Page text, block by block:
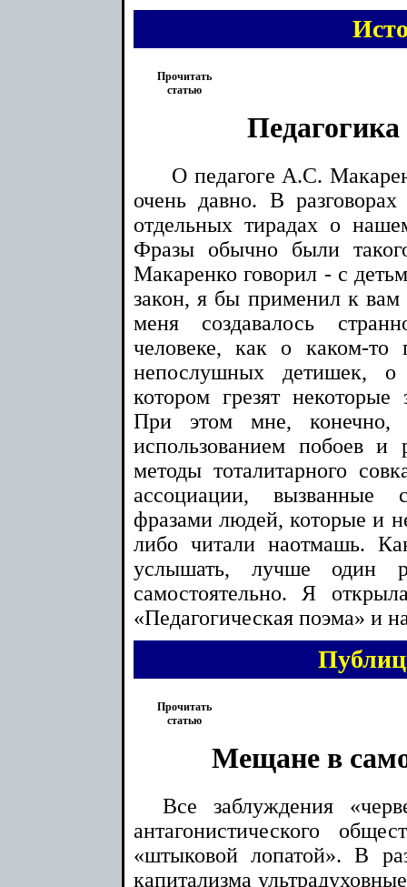
Прочитать
статью
О педагоге А.С.
очень давно. В
отдельных тирадах о
Фразы обычно были
Макаренко говорил - с
закон, я бы применил к
меня создавалось
человеке, как о каком-то
непослушных детишек,
котором грезят некоторые
При этом мне, конечно,
использованием побоев и
методы тоталитарного
ассоциации, вызванные
фразами людей, которые и
либо читали наотмашь.
услышать, лучше один
самостоятельно. Я
«Педагогическая поэма» и
Прочитать
статью
Мещане в
Все заблуждения
антагонистического
«штыковой лопатой». В
капитализма